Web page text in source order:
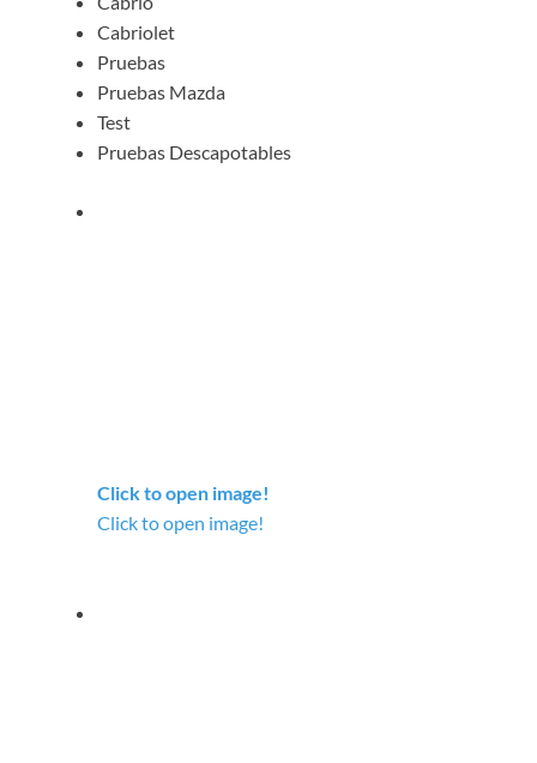
Cabriolet
Pruebas
Pruebas Mazda
Test
Pruebas Descapotables
Click to open image!
Click to open image!